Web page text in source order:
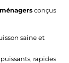
conçus
saine et
puissants, rapides